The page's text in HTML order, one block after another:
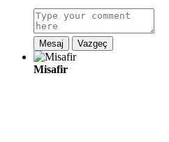
Mesaj Vazgeç
Misafir